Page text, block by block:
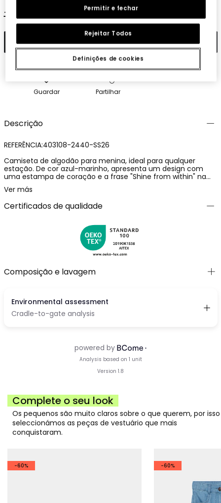
17,95 € 8,95 € 7,15 €
Adicionar
Guardar Partilhar
Descrição
REFERÊNCIA:403108-2440-SS26
Camiseta de algodão para menina, ideal para qualquer
estação. De cor azul-marinho, apresenta um design com
uma estampa de coração e a frase "Shine from within" na
parte frontal, adicionando um toque inspirador. O seu tecido
suave e confortável é perfeito para o uso diário. Com decote
redondo e mangas curtas, facilita a sua combinação com
diferentes peças de roupa. Disponível em tamanhos desde 12
prática para vestir com estilo e conforto.
Ver más
Certificados de qualidade
Composição e lavagem
Complete o seu look
Os pequenos são muito claros sobre o que querem, por isso
seleccionámos as peças de vestuário que mais
conquistaram.
-60% -60%
Definições de cookies
Rejeitar Todos
Permitir e fechar